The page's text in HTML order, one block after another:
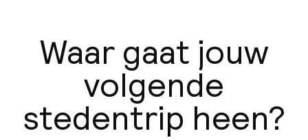
Waar gaat jouw
volgende
stedentrip heen?